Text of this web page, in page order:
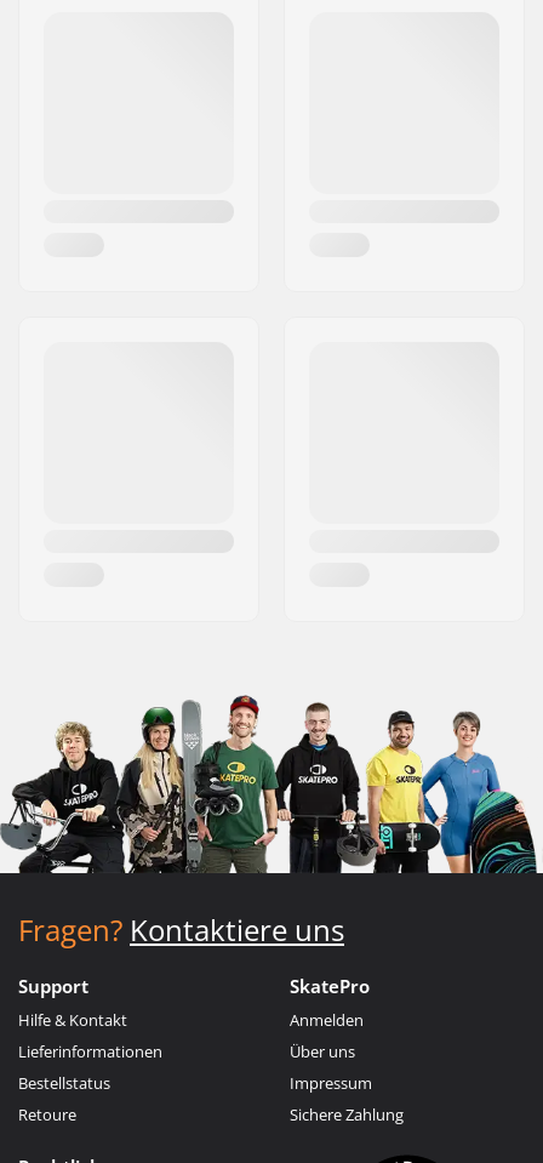
Fragen? Kontaktiere uns
Support
Hilfe & Kontakt
Lieferinformationen
Bestellstatus
Retoure
SkatePro
Anmelden
Über uns
Impressum
Sichere Zahlung